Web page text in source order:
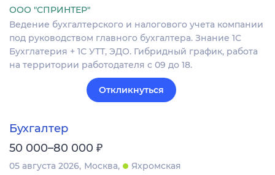
ООО "СПРИНТЕР"
Ведение бухгалтерского и налогового учета компании
под руководством главного бухгалтера. Знание 1С
Бухглатерия + 1С УТТ, ЭДО. Гибридный график, работа
на территории работодателя с 09 до 18.
Откликнуться
Бухгалтер
50 000–80 000 ₽
05 августа 2026 Москва
Яхромская